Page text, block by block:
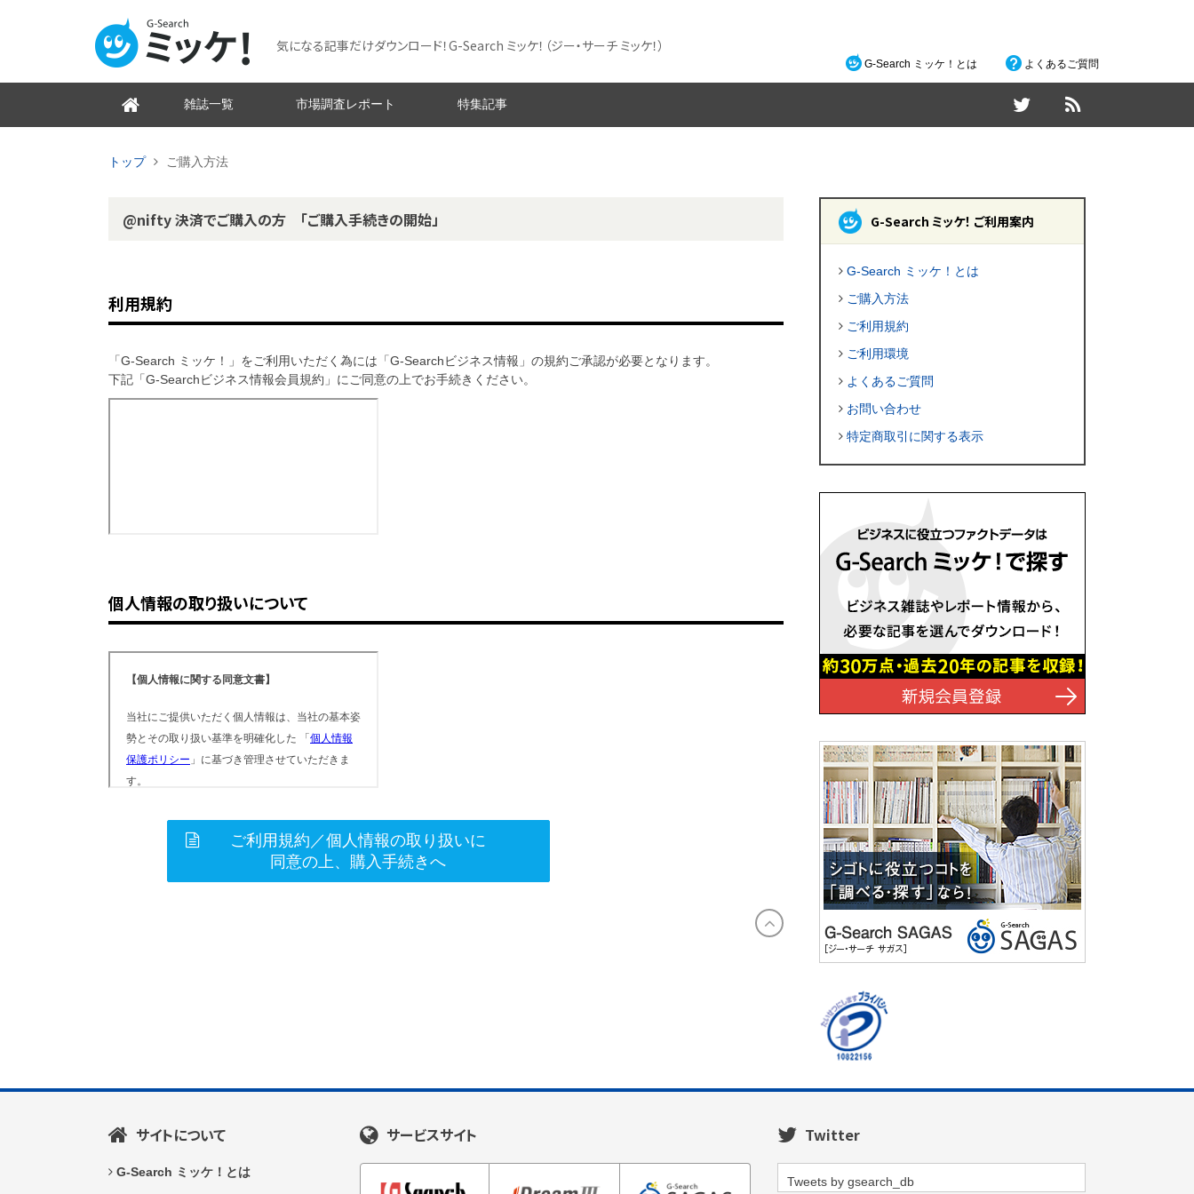
気になる記事だけダウンロード！G-Search ミッケ！ （ジー・サーチ ミッケ！）
G-Search ミッケ！とは よくあるご質問
雑誌一覧 市場調査レポート 特集記事
トップ ご購入方法
@nifty 決済でご購入の方 「ご購入手続きの開始」
利用規約
「G-Search ミッケ！」をご利用いただく為には「G-Searchビジネス情報」の規約ご承認が必要となります。
下記「G-Searchビジネス情報会員規約」にご同意の上でお手続きください。
個人情報の取り扱いについて
ご利用規約／個人情報の取り扱いに
同意の上、購入手続きへ
G-Search ミッケ！ ご利用案内
G-Search ミッケ！とは
ご購入方法
ご利用規約
ご利用環境
よくあるご質問
お問い合わせ
特定商取引に関する表示
サイトについて
G-Search ミッケ！とは
サービスサイト Twitter
Tweets by gsearch_db